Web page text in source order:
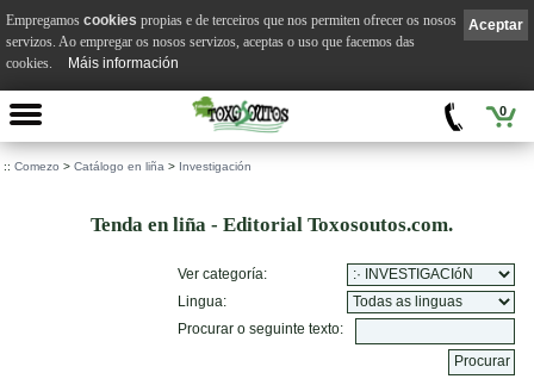
0
:: Comezo > Catálogo en liña > Investigación
Tenda en liña - Editorial Toxosoutos.com.
Ver categoría:
Lingua:
Procurar o seguinte texto:
Aceptar
Empregamos cookies propias e de terceiros que nos permiten ofrecer os nosos
servizos. Ao empregar os nosos servizos, aceptas o uso que facemos das
cookies.
Máis información